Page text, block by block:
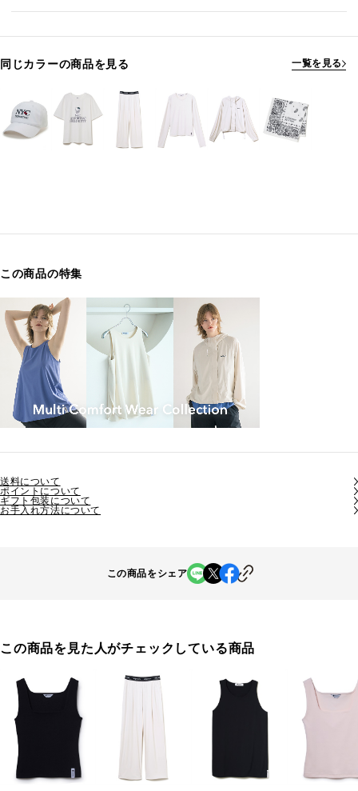
同じカラーの商品を見る 一覧を見る
この商品の特集
送料について
ポイントについて
ギフト包装について
お手入れ方法について
この商品をシェア
この商品を見た人がチェックしている商品